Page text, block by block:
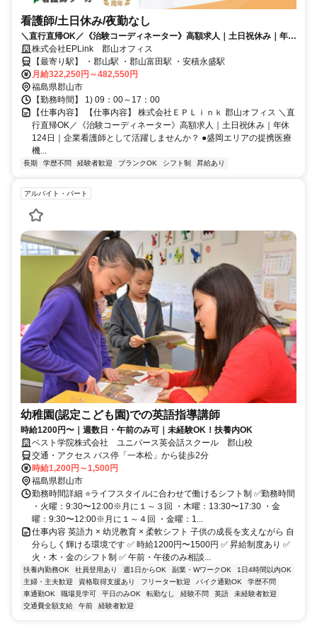
看護師/土日休み/夜勤なし
＼直行直帰OK／《治験コーディネーター》高額求人｜土日祝休み｜年休
124日｜企業看護師として活躍しませんか？
株式会社EPLink 郡山オフィス
【最寄り駅】 ・郡山駅 ・郡山富田駅 ・安積永盛駅
月給322,250円～482,550円
福島県郡山市
【勤務時間】 1) 09：00～17：00
【仕事内容】 【仕事内容】 株式会社ＥＰＬｉｎｋ 郡山オフィス ＼直
行直帰OK／《治験コーディネーター》高額求人｜土日祝休み｜年休
124日｜企業看護師として活躍しませんか？ ●盛岡エリアの提携医療
機...
長期 学歴不問 経験者歓迎 ブランクOK シフト制 昇給あり
アルバイト・パート
幼稚園(認定こども園)での英語指導講師
時給1200円〜｜週数日・午前のみ可｜未経験OK！扶養内OK
ベスト学院株式会社 ユニバース英会話スクール 郡山校
交通・アクセス バス停「一本松」から徒歩2分
時給1,200円～1,500円
福島県郡山市
勤務時間詳細 ⭐ライフスタイルに合わせて働けるシフト制 ✅勤務時間
・火曜：9:30〜12:00※月に１～３回 ・木曜：13:30〜17:30 ・金
曜：9:30〜12:00※月に１～４回 ・金曜：1...
仕事内容 英語力 × 幼児教育 × 柔軟シフト 子供の成長を支えながら 自
分らしく輝ける環境です ✅ 時給1200円〜1500円 ✅ 昇給制度あり ✅
火・木・金のシフト制 ✅ 午前・午後のみ相談...
扶養内勤務OK 社員登用あり 週1日からOK 副業・WワークOK
1日4時間以内OK
主婦・主夫歓迎
資格取得支援あり フリーター歓迎 バイク通勤OK
学歴不問
車通勤OK
職場見学可 平日のみOK 転勤なし 経験不問 英語
未経験者歓迎
交通費全額支給
午前 経験者歓迎